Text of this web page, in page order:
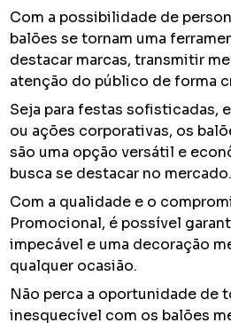
Com a possibilidade de
balões se tornam uma
destacar marcas, transmitir
atenção do público de forma
Seja para festas sofisticadas,
ou ações corporativas, os
são uma opção versátil e
busca se destacar no mercado.
Com a qualidade e o
Promocional, é possível
impecável e uma decoração
qualquer ocasião.
Não perca a oportunidade de
inesquecível com os balões